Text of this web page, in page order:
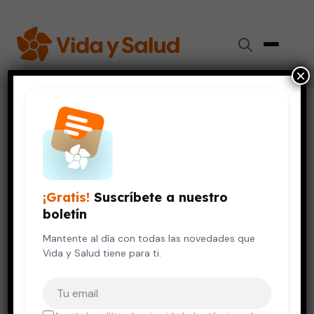
Videos de Salud
NIÑOS Y ADOLESCENTES
Criar con culpa
12 de octubre, 2023
¡Gratis! Suscríbete a nuestro
boletín
Mantente al día con todas las novedades que
Vida y Salud tiene para ti.
×